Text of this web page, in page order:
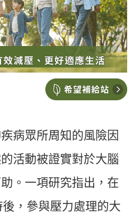
病眾所周知的風險因
活動被證實對於大腦
。一項研究指出，在
，參與壓力處理的大